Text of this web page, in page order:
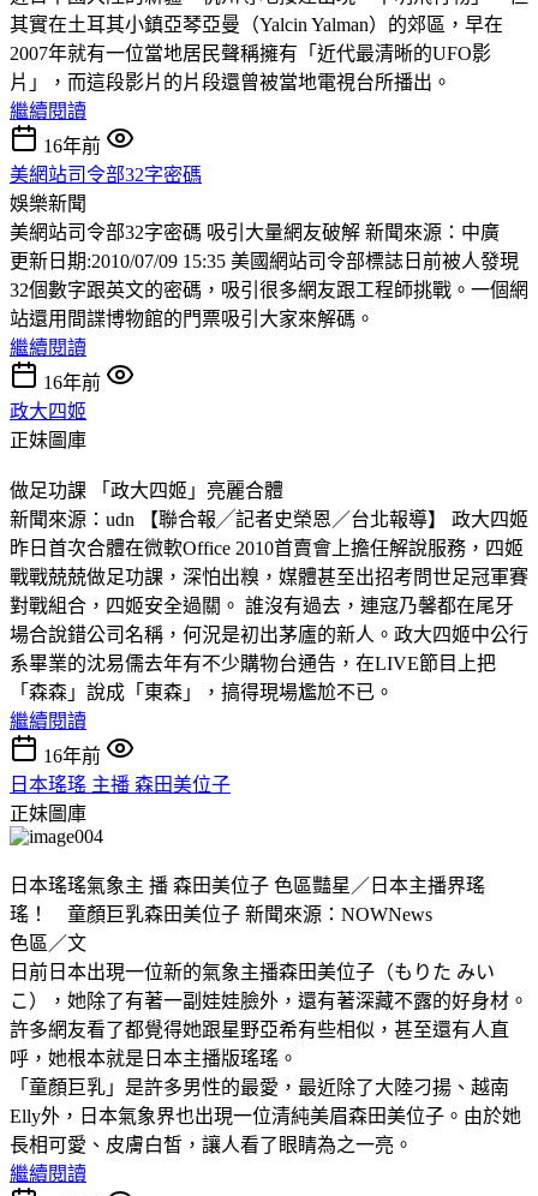
其實在土耳其小鎮亞琴亞曼（Yalcin Yalman）的郊區，早在
2007年就有一位當地居民聲稱擁有「近代最清晰的UFO影
片」，而這段影片的片段還曾被當地電視台所播出。
繼續閱讀
16年前
美網站司令部32字密碼
娛樂新聞
美網站司令部32字密碼 吸引大量網友破解 新聞來源：中廣
更新日期:2010/07/09 15:35 美國網站司令部標誌日前被人發現
32個數字跟英文的密碼，吸引很多網友跟工程師挑戰。一個網
站還用間諜博物館的門票吸引大家來解碼。
繼續閱讀
16年前
政大四姬
正妹圖庫
做足功課 「政大四姬」亮麗合體
新聞來源：udn 【聯合報╱記者史榮恩／台北報導】 政大四姬
昨日首次合體在微軟Office 2010首賣會上擔任解說服務，四姬
戰戰兢兢做足功課，深怕出糗，媒體甚至出招考問世足冠軍賽
對戰組合，四姬安全過關。 誰沒有過去，連寇乃馨都在尾牙
場合說錯公司名稱，何況是初出茅廬的新人。政大四姬中公行
系畢業的沈易儒去年有不少購物台通告，在LIVE節目上把
「森森」說成「東森」，搞得現場尷尬不已。
繼續閱讀
16年前
日本瑤瑤 主播 森田美位子
正妹圖庫
日本瑤瑤氣象主 播 森田美位子 色區豔星／日本主播界瑤
瑤！ 童顏巨乳森田美位子 新聞來源：NOWNews
色區／文
日前日本出現一位新的氣象主播森田美位子（もりた みい
こ），她除了有著一副娃娃臉外，還有著深藏不露的好身材。
許多網友看了都覺得她跟星野亞希有些相似，甚至還有人直
呼，她根本就是日本主播版瑤瑤。
「童顏巨乳」是許多男性的最愛，最近除了大陸刁揚、越南
Elly外，日本氣象界也出現一位清純美眉森田美位子。由於她
長相可愛、皮膚白皙，讓人看了眼睛為之一亮。
繼續閱讀